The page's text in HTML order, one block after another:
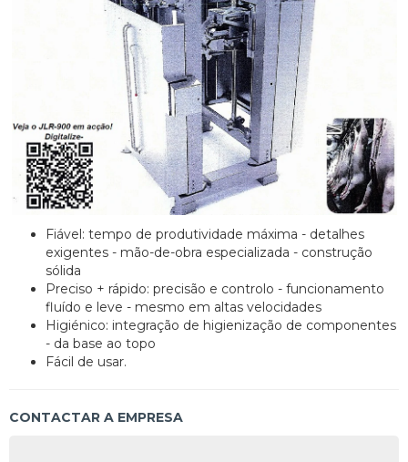
Fiável: tempo de produtividade máxima - detalhes
exigentes - mão-de-obra especializada - construção
sólida
Preciso + rápido: precisão e controlo - funcionamento
fluído e leve - mesmo em altas velocidades
Higiénico: integração de higienização de componentes
- da base ao topo
Fácil de usar.
CONTACTAR A EMPRESA